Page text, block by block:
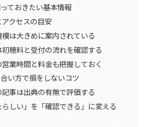
ておきたい基本情報
クセスの目安
は大きめに案内されている
初穂料と受付の流れを確認する
業時間と料金も把握しておく
い方で損をしないコツ
事は出典の有無で評価する
らしい」を「確認できる」に変える